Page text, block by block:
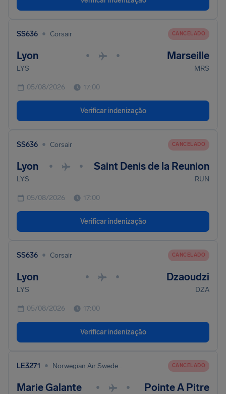
SS636 • Corsair CANCELADO
Lyon • • Marseille
LYS MRS
05/08/2026 17:00
Verificar indenização
SS636 • Corsair CANCELADO
Lyon • • Saint Denis de la Reunion
LYS RUN
05/08/2026 17:00
Verificar indenização
SS636 • Corsair CANCELADO
Lyon • • Dzaoudzi
LYS DZA
05/08/2026 17:00
Verificar indenização
LE3271 • Norwegian Air Sweden Ab CANCELADO
Marie Galante • • Pointe A Pitre